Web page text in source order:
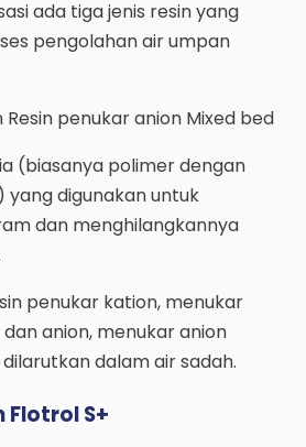
ada tiga jenis resin yang
pengolahan air umpan
penukar anion Mixed bed
(biasanya polimer dengan
digunakan untuk
dan menghilangkannya
penukar kation, menukar
anion, menukar anion
dalam air sadah.
Flotrol S+